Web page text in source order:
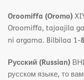
Oroomiffa (Oromo)
Oroomiffa, tajaajila
ni argama. Bilbilaa 1-
Русский (Russian)
русском языке, то